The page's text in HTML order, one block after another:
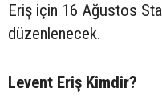
Eriş için 16 Ağustos
düzenlenecek.
Levent Eriş Kimdir?